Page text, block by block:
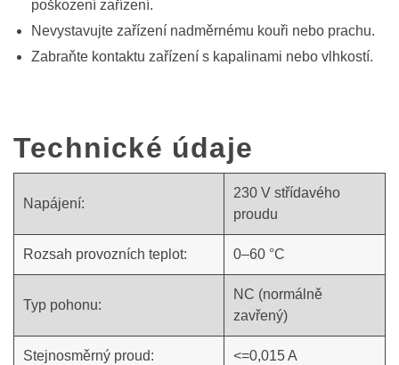
poškození zařízení.
Nevystavujte zařízení nadměrnému kouři nebo prachu.
Zabraňte kontaktu zařízení s kapalinami nebo vlhkostí.
Technické údaje
Napájení:
230 V střídavého
proudu
Rozsah provozních teplot: 0–60 °C
Typ pohonu:
NC (normálně
zavřený)
Stejnosměrný proud: <=0,015 A